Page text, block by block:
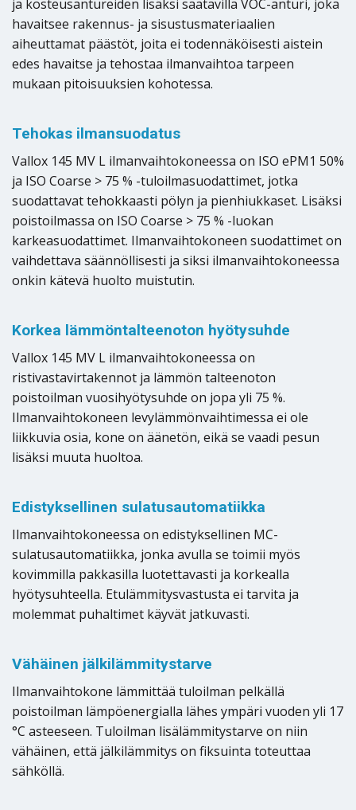
ja kosteusantureiden lisäksi saatavilla VOC-anturi, joka
havaitsee rakennus- ja sisustusmateriaalien
aiheuttamat päästöt, joita ei todennäköisesti aistein
edes havaitse ja tehostaa ilmanvaihtoa tarpeen
mukaan pitoisuuksien kohotessa.
Tehokas ilmansuodatus
Vallox 145 MV L ilmanvaihtokoneessa on ISO ePM1 50%
ja ISO Coarse > 75 % -tuloilmasuodattimet, jotka
suodattavat tehokkaasti pölyn ja pienhiukkaset. Lisäksi
poistoilmassa on ISO Coarse > 75 % -luokan
karkeasuodattimet. Ilmanvaihtokoneen suodattimet on
vaihdettava säännöllisesti ja siksi ilmanvaihtokoneessa
onkin kätevä huolto muistutin.
Korkea lämmöntalteenoton hyötysuhde
Vallox 145 MV L ilmanvaihtokoneessa on
ristivastavirtakennot ja lämmön talteenoton
poistoilman vuosihyötysuhde on jopa yli 75 %.
Ilmanvaihtokoneen levylämmönvaihtimessa ei ole
liikkuvia osia, kone on äänetön, eikä se vaadi pesun
lisäksi muuta huoltoa.
Edistyksellinen sulatusautomatiikka
Ilmanvaihtokoneessa on edistyksellinen MC-
sulatusautomatiikka, jonka avulla se toimii myös
kovimmilla pakkasilla luotettavasti ja korkealla
hyötysuhteella. Etulämmitysvastusta ei tarvita ja
molemmat puhaltimet käyvät jatkuvasti.
Vähäinen jälkilämmitystarve
Ilmanvaihtokone lämmittää tuloilman pelkällä
poistoilman lämpöenergialla lähes ympäri vuoden yli 17
°C asteeseen. Tuloilman lisälämmitystarve on niin
vähäinen, että jälkilämmitys on fiksuinta toteuttaa
sähköllä.